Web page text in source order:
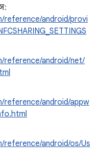
reference/android/provi
reference/android/net/
reference/android/appw
reference/android/os/Us